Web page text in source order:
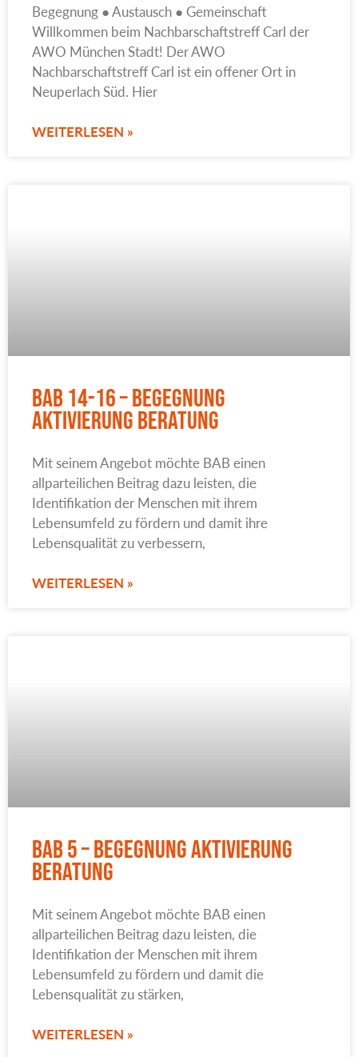
Begegnung ● Austausch ● Gemeinschaft
Willkommen beim Nachbarschaftstreff Carl der
AWO München Stadt! Der AWO
Nachbarschaftstreff Carl ist ein offener Ort in
Neuperlach Süd. Hier
WEITERLESEN »
BAB 14-16 – Begegnung
Aktivierung Beratung
Mit seinem Angebot möchte BAB einen
allparteilichen Beitrag dazu leisten, die
Identifikation der Menschen mit ihrem
Lebensumfeld zu fördern und damit ihre
Lebensqualität zu verbessern,
WEITERLESEN »
BAB 5 – Begegnung Aktivierung
Beratung
Mit seinem Angebot möchte BAB einen
allparteilichen Beitrag dazu leisten, die
Identifikation der Menschen mit ihrem
Lebensumfeld zu fördern und damit die
Lebensqualität zu stärken,
WEITERLESEN »